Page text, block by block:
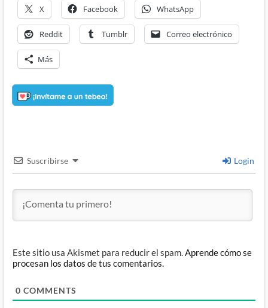
X Facebook WhatsApp
Reddit Tumblr Correo electrónico
Más
Suscribirse Login
Este sitio usa Akismet para reducir el spam.Aprende cómo se
procesan los datos de tus comentarios.
0 COMMENTS